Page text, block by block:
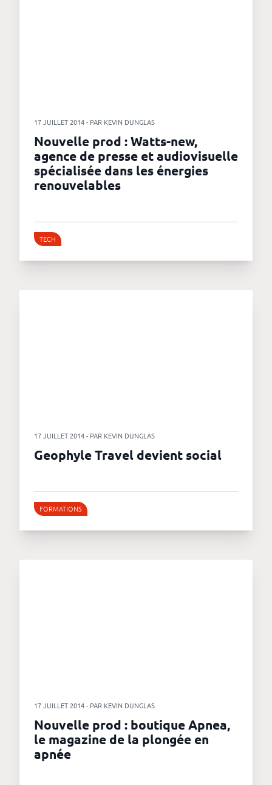
17 JUILLET 2014 - PAR KEVIN DUNGLAS
Nouvelle prod : Watts-new,
agence de presse et audiovisuelle
spécialisée dans les énergies
renouvelables
TECH
17 JUILLET 2014 - PAR KEVIN DUNGLAS
Geophyle Travel devient social
FORMATIONS
17 JUILLET 2014 - PAR KEVIN DUNGLAS
Nouvelle prod : boutique Apnea,
le magazine de la plongée en
apnée